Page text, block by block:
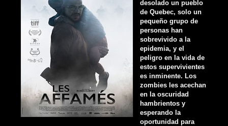
desolado un pueblo
de Quebec, solo un
pequeño grupo de
personas han
sobrevivido a la
epidemia, y el
peligro en la vida de
estos supervivientes
es inminente. Los
zombies les acechan
en la oscuridad
hambrientos y
esperando la
oportunidad para